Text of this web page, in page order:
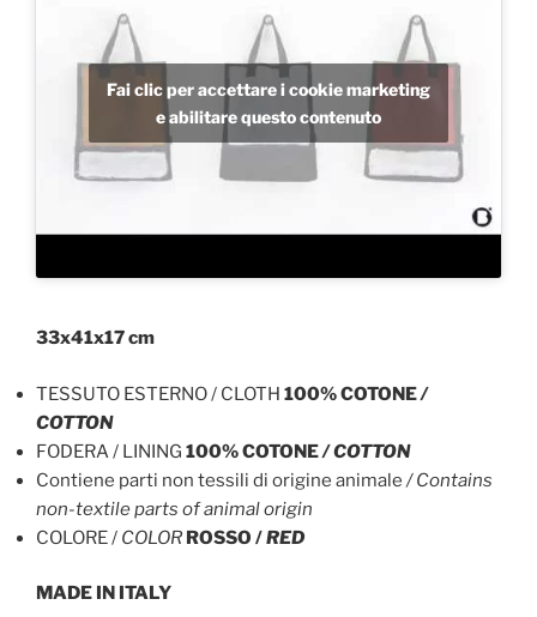
Fai clic per accettare i cookie marketing
e abilitare questo contenuto
33x41x17 cm
TESSUTO ESTERNO / CLOTH 100% COTONE/
COTTON
FODERA / LINING 100% COTONE/ COTTON
Contiene parti non tessili di origine animale / Contains
non-textile parts of animal origin
COLORE / COLOR ROSSO /RED
MADE IN ITALY